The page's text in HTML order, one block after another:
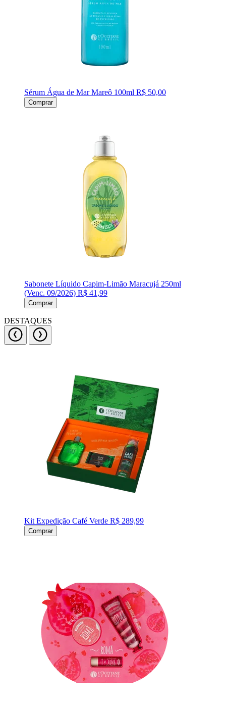
Sérum Água de Mar Mareô 100ml R$ 50,00
Comprar
Sabonete Líquido Capim-Limão Maracujá 250ml
(Venc. 09/2026) R$ 41,99
Comprar
DESTAQUES
Kit Expedição Café Verde R$ 289,99
Comprar